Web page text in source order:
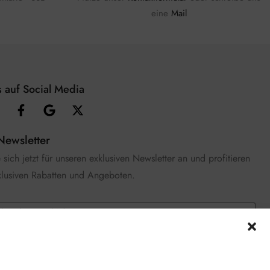
eine Mail
auf Social Media
jetzt für unseren exklusiven Newsletter an und profitieren
Rabatten und Angeboten.